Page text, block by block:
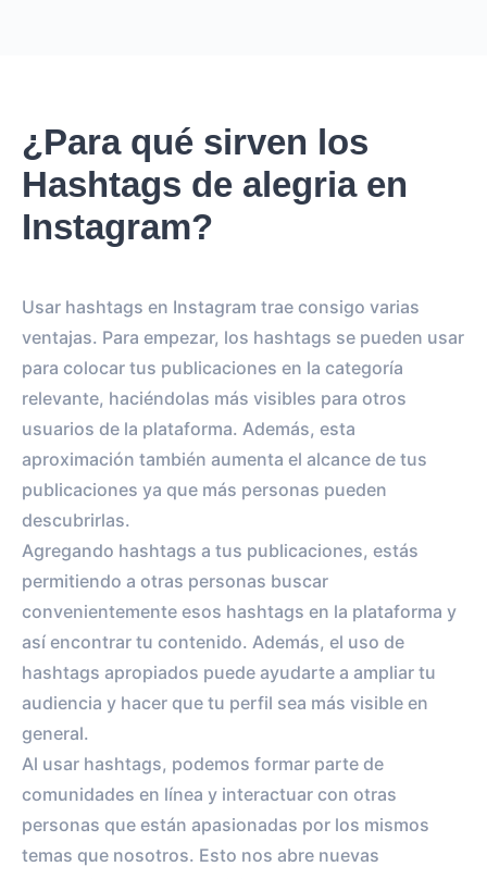
¿Para qué sirven los
Hashtags de alegria en
Instagram?
Usar hashtags en Instagram trae consigo varias
ventajas. Para empezar, los hashtags se pueden usar
para colocar tus publicaciones en la categoría
relevante, haciéndolas más visibles para otros
usuarios de la plataforma. Además, esta
aproximación también aumenta el alcance de tus
publicaciones ya que más personas pueden
descubrirlas.
Agregando hashtags a tus publicaciones, estás
permitiendo a otras personas buscar
convenientemente esos hashtags en la plataforma y
así encontrar tu contenido. Además, el uso de
hashtags apropiados puede ayudarte a ampliar tu
audiencia y hacer que tu perfil sea más visible en
general.
Al usar hashtags, podemos formar parte de
comunidades en línea y interactuar con otras
personas que están apasionadas por los mismos
temas que nosotros. Esto nos abre nuevas